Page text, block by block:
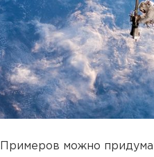
Примеров можно